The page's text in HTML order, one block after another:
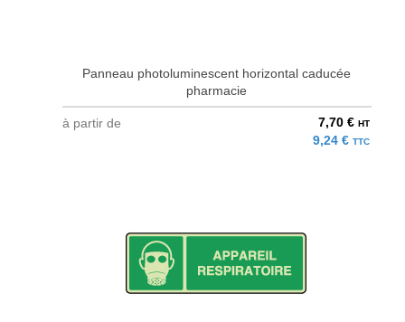
Panneau photoluminescent horizontal caducée
pharmacie
à partir de 7,70 € HT
9,24 € TTC